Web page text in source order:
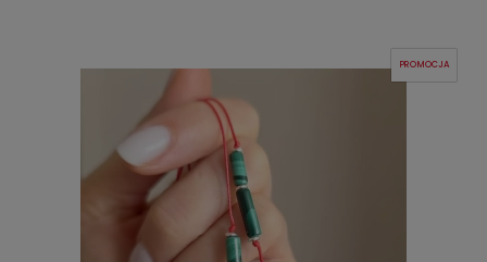
PROMOCJA